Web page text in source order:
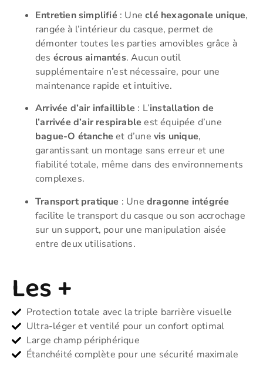
Entretien simplifié : Uneclé hexagonale unique,
rangée à l’intérieur du casque, permet de
démonter toutes les parties amovibles grâce à
des écrous aimantés. Aucun outil
supplémentaire n’est nécessaire, pour une
maintenance rapide et intuitive.
Arrivée d’air infaillible : L’installation de
l’arrivée d’air respirable est équipée d’une
bague-O étanche et d’une vis unique,
garantissant un montage sans erreur et une
fiabilité totale, même dans des environnements
complexes.
Transport pratique : Unedragonne intégrée
facilite le transport du casque ou son accrochage
sur un support, pour une manipulation aisée
entre deux utilisations.
Les +
Protection totale avec la triple barrière visuelle
Ultra-léger et ventilé pour un confort optimal
Large champ périphérique
Étanchéité complète pour une sécurité maximale